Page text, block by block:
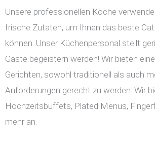
Unsere professionellen Köche
frische Zutaten, um Ihnen das beste
können. Unser Küchenpersonal stellt
Gäste begeistern werden! Wir bieten
Gerichten, sowohl traditionell als auch
Anforderungen gerecht zu werden. Wir
Hochzeitsbuffets, Plated Menüs,
mehr an.